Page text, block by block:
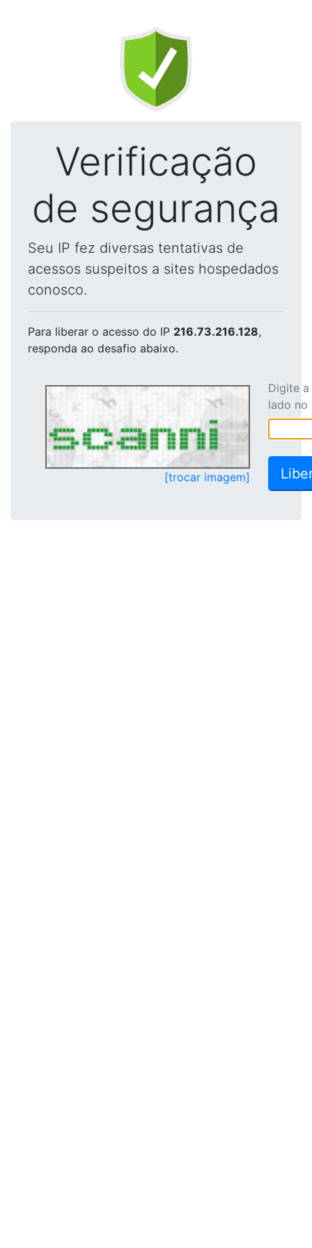
Verificação
de segurança
Seu IP fez diversas tentativas de
acessos suspeitos a sites hospedados
conosco.
Para liberar o acesso do IP 216.73.216.128,
responda ao desafio abaixo.
[trocar imagem]
Digite
lado no